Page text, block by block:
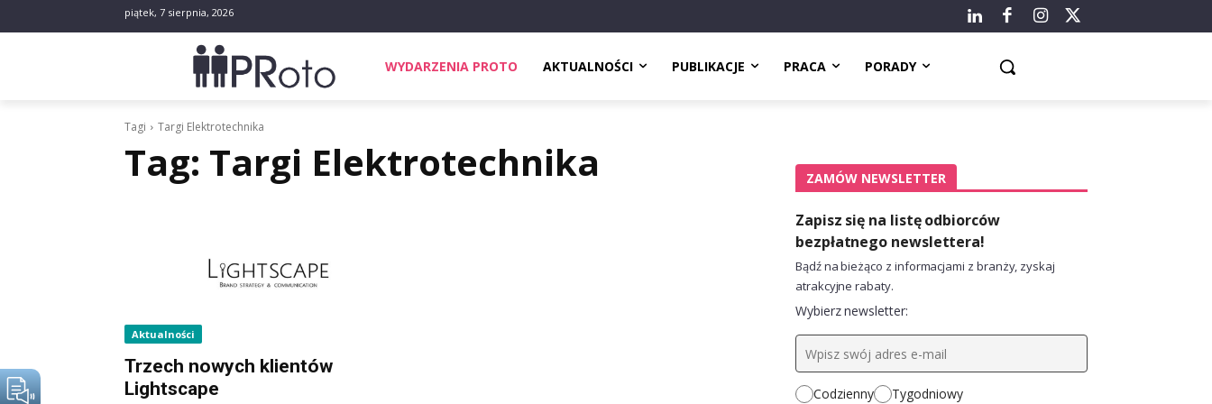
piątek, 7 sierpnia, 2026
WYDARZENIA PROTO AKTUALNOŚCI PUBLIKACJE PRACA PORADY
Tagi Targi Elektrotechnika
Tag: Targi Elektrotechnika
Aktualności
Trzech nowych klientów
Lightscape
ZAMÓW NEWSLETTER
Zapisz się na listę odbiorców
bezpłatnego newslettera!
Bądź na bieżąco z informacjami z branży, zyskaj
atrakcyjne rabaty.
Wybierz newsletter:
Codzienny
Tygodniowy